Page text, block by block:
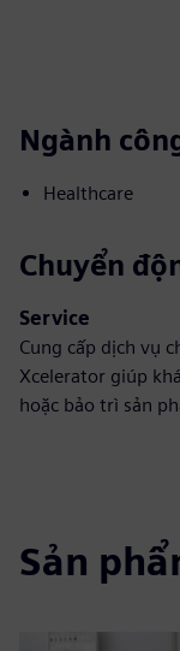
Ngành
Healthcare
Chuyển
Service
Cung cấp dịch vụ
Xcelerator giúp
hoặc bảo trì sản
Sản